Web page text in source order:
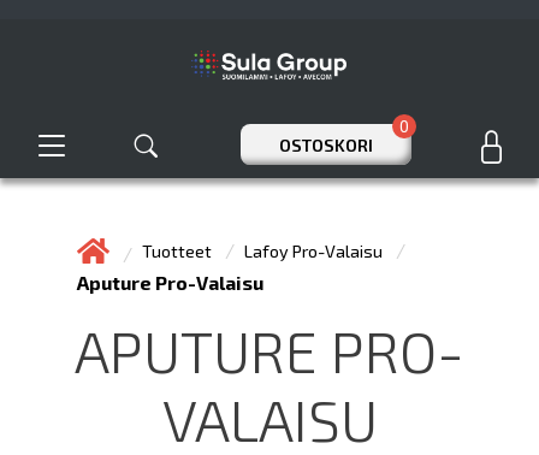
OSTOSKORI
0
Tuotteet Lafoy Pro-Valaisu
Aputure Pro-Valaisu
APUTURE PRO-
VALAISU